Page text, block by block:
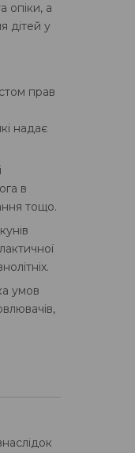
опіки, а
дітей у
прав
надає
в
тощо.
умов